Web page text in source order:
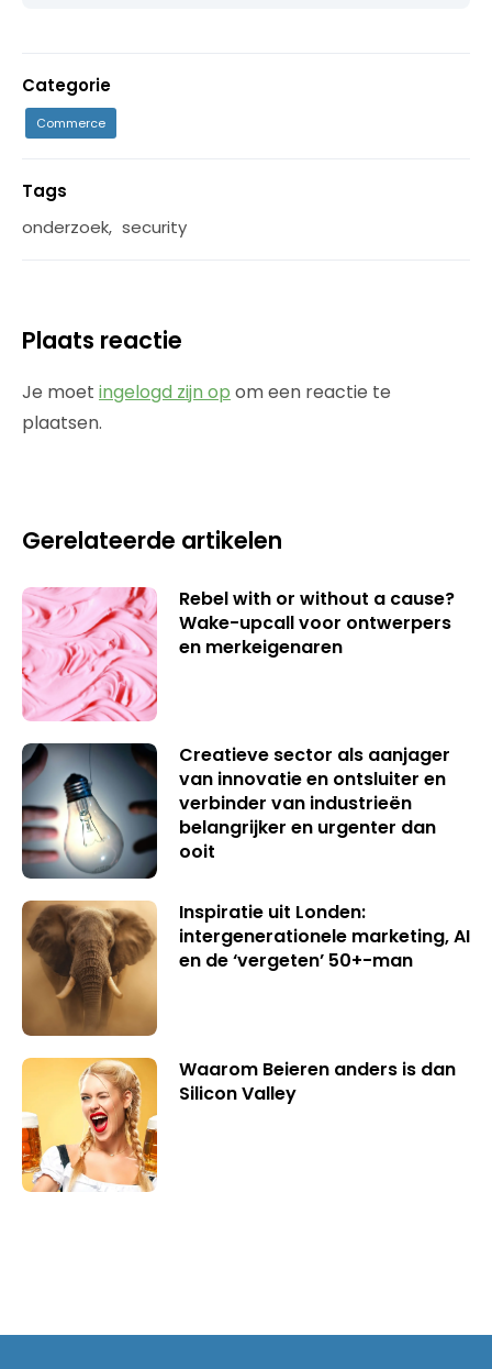
Categorie
Commerce
Tags
onderzoek, security
Plaats reactie
Je moet ingelogd zijn op om een reactie te
plaatsen.
Gerelateerde artikelen
Rebel with or without a cause?
Wake-upcall voor ontwerpers
en merkeigenaren
Creatieve sector als aanjager
van innovatie en ontsluiter en
verbinder van industrieën
belangrijker en urgenter dan
ooit
Inspiratie uit Londen:
intergenerationele marketing, AI
en de ‘vergeten’ 50+-man
Waarom Beieren anders is dan
Silicon Valley